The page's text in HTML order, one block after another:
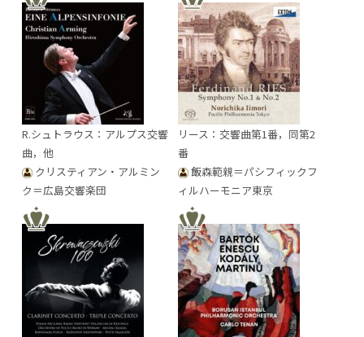
R.シュトラウス：アルプス交響
曲，他
クリスティアン・アルミン
ク＝広島交響楽団
リース：交響曲第1番，同第2
番
飯森範親＝パシフィックフ
ィルハーモニア東京